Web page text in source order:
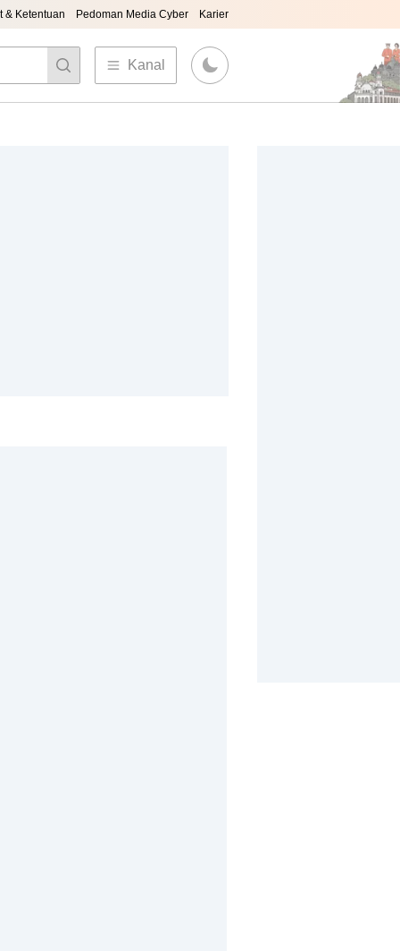
& Ketentuan Pedoman Media Cyber Karier
Kanal